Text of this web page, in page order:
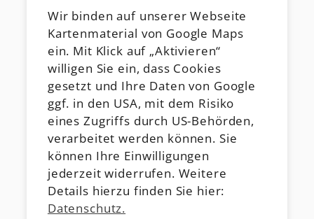
Wir binden auf unserer Webseite
Kartenmaterial von Google Maps
ein. Mit Klick auf „Aktivieren“
willigen Sie ein, dass Cookies
gesetzt und Ihre Daten von Google
ggf. in den USA, mit dem Risiko
eines Zugriffs durch US-Behörden,
verarbeitet werden können. Sie
können Ihre Einwilligungen
jederzeit widerrufen. Weitere
Details hierzu finden Sie hier:
Datenschutz.